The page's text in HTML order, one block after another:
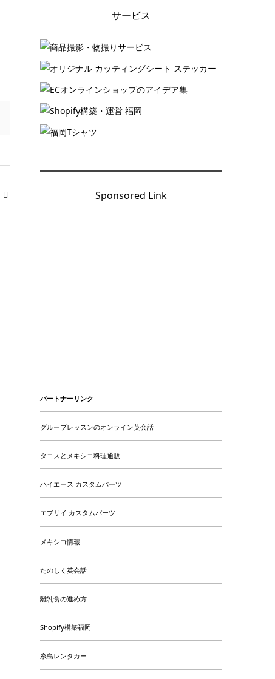
サービス
Sponsored Link
パートナーリンク
グループレッスンのオンライン英会話
タコスとメキシコ料理通販
ハイエース カスタムパーツ
エブリイ カスタムパーツ
メキシコ情報
たのしく英会話
離乳食の進め方
Shopify構築福岡
糸島レンタカー